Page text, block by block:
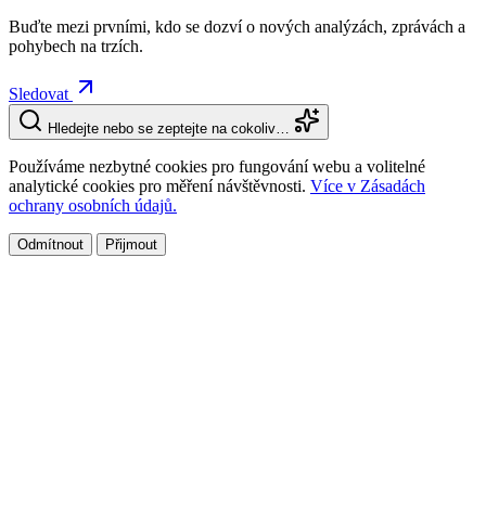
Buďte mezi prvními, kdo se dozví o nových analýzách, zprávách a
pohybech na trzích.
Sledovat
Hledejte nebo se zeptejte na cokoliv…
Používáme nezbytné cookies pro fungování webu a volitelné
analytické cookies pro měření návštěvnosti. Více v Zásadách
ochrany osobních údajů.
Odmítnout Přijmout